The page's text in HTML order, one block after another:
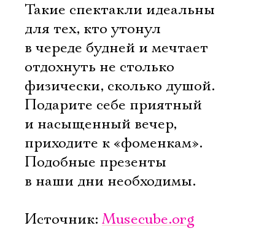
Такие спектакли идеальны
для тех, кто утонул
в череде будней и мечтает
отдохнуть не столько
физически, сколько душой.
Подарите себе приятный
и насыщенный вечер,
приходите к «фоменкам».
Подобные презенты
в наши дни необходимы.
Источник: Musecube.org